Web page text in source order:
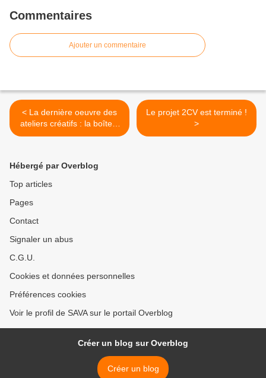
Commentaires
Ajouter un commentaire
< La dernière oeuvre des
ateliers créatifs : la boîte à
idées !
Le projet 2CV est terminé !
>
Hébergé par Overblog
Top articles
Pages
Contact
Signaler un abus
C.G.U.
Cookies et données personnelles
Préférences cookies
Voir le profil de SAVA sur le portail Overblog
Créer un blog sur Overblog
Créer un blog